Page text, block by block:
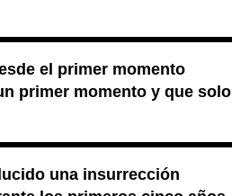
el primer momento
primer momento y que solo
una insurrección